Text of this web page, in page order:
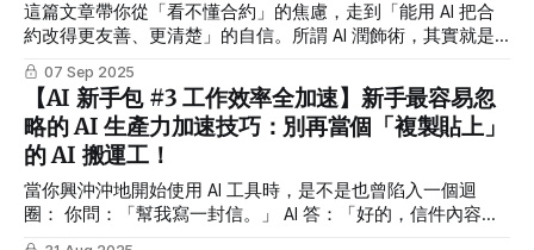
這篇文章帶你從「看不懂合約」的焦慮，走到「能用 AI 把合
約改得更友善、更清楚」的自信。所謂 AI 潤飾術，其實就是
讓生成式 AI 幫你把法律條文翻譯成白話、調整語氣，甚至濃
縮成重點摘要。文中不只解釋原理，還有三種實戰範例（語氣
優化、條款清晰化、重點精簡），並提醒你如何寫好
Prompt、如何驗證 AI 的輸出。重點不是取代律師，而是讓你
在談合作、簽合約時，多了一個能幫你「把天書變對話」的 AI
助手。
07 Sep 2025
【AI 新手包 #3 工作效率全加速】新手最容易忽
略的 AI 生產力加速技巧：別再當個「複製貼上」
的 AI 搬運工！
當你興沖沖地開始使用 AI 工具時，是不是也曾陷入一個迴
圈： 你問：「幫我寫一封信。」 AI 答：「好的，信件內容在
此。」 你問：「幫我寫一份簡報大綱。」 AI 答：「好的，大